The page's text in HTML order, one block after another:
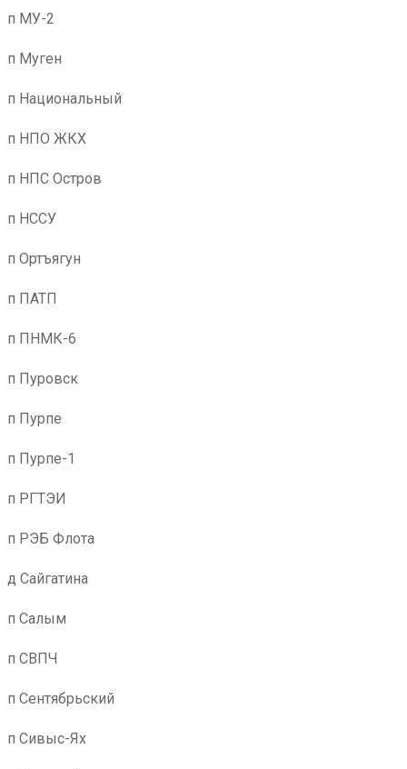
п МУ-2
п Муген
п Национальный
п НПО ЖКХ
п НПС Остров
п НССУ
п Ортъягун
п ПАТП
п ПНМК-6
п Пуровск
п Пурпе
п Пурпе-1
п РГТЭИ
п РЭБ Флота
д Сайгатина
п Салым
п СВПЧ
п Сентябрьский
п Сивыс-Ях